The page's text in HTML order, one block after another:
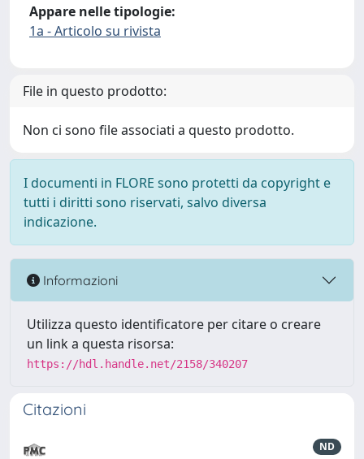
Appare nelle tipologie:
1a - Articolo su rivista
File in questo prodotto:
Non ci sono file associati a questo prodotto.
I documenti in FLORE sono protetti da copyright e
tutti i diritti sono riservati, salvo diversa
indicazione.
Informazioni
Utilizza questo identificatore per citare o creare
un link a questa risorsa:
https://hdl.handle.net/2158/340207
Citazioni
ND